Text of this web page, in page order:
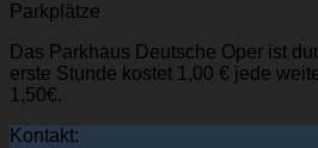
Parkplätze
Das Parkhaus Deutsche Oper ist
erste Stunde kostet 1,00 € jede
1,50€.
Kontakt: